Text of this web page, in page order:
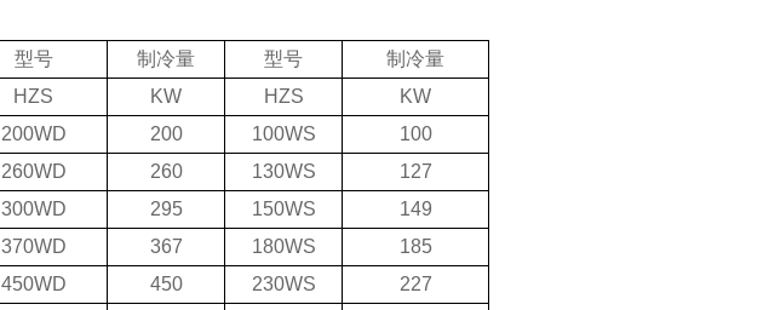
型号 制冷量 型号
制冷量
HZS
KW HZS
KW
200WD
200 100WS
100
260WD
260 130WS
127
300WD
295 150WS
149
370WD
367 180WS
185
450WD
450 230WS
227